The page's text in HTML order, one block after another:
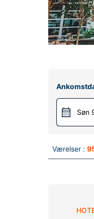
Søn
Værelser :